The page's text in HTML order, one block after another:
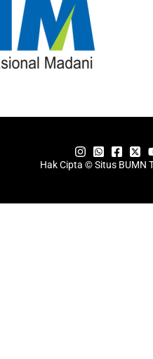
Hak Cipta © Situs BUMN